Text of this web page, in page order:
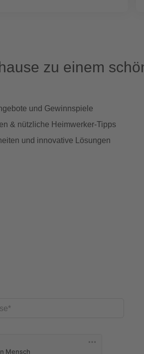
zu einem
und Gewinnspiele
& nützliche Heimwerker-Tipps
und innovative Lösungen